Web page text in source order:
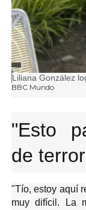
FUENTE DE LA
BBC Mundo
Pie de foto,
Liliana González
"Esto
de
"Tío, estoy aquí
muy difícil. La